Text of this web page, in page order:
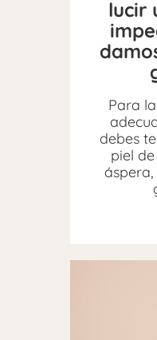
lucir
Para
debes
piel
áspera,